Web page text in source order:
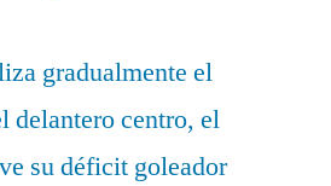
gradualmente el
delantero centro, el
su déficit goleador